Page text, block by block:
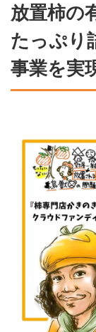
放置柿の
たっぷり
事業を実